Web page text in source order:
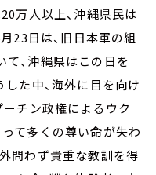
万人以上、沖縄県民は
23日は、旧日本軍の組
、沖縄県はこの日を
した中、海外に目を向け
ーチン政権によるウク
て多くの尊い命が失わ
問わず貴重な教訓を得